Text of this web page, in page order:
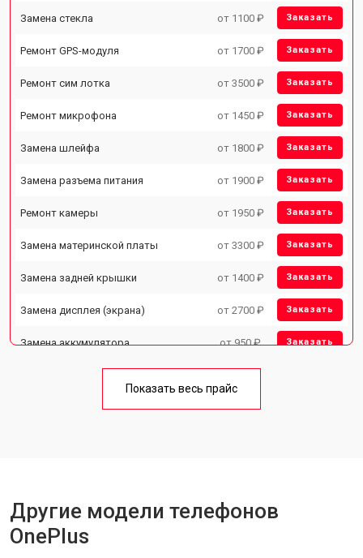
Замена стекла от 1100 ₽ Заказать
Ремонт GPS-модуля от 1700 ₽ Заказать
Ремонт сим лотка от 3500 ₽ Заказать
Ремонт микрофона от 1450 ₽ Заказать
Замена шлейфа от 1800 ₽ Заказать
Замена разъема питания от 1900 ₽ Заказать
Ремонт камеры от 1950 ₽ Заказать
Замена материнской платы от 3300 ₽ Заказать
Замена задней крышки от 1400 ₽ Заказать
Замена дисплея (экрана) от 2700 ₽ Заказать
Замена аккумулятора от 950 ₽ Заказать
Ремонт цепи питания от 3200 ₽
Показать весь прайс
Другие модели телефонов
OnePlus